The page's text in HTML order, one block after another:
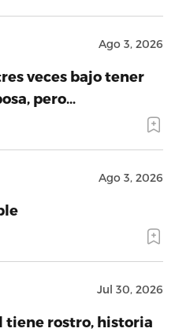
Ago 3, 2026
veces bajo tener
pero…
Ago 3, 2026
Jul 30, 2026
tiene rostro, historia